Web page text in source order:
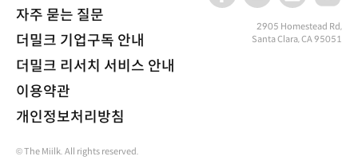
자주 묻는 질문
더밀크 기업구독 안내
더밀크 리서치 서비스 안내
이용약관
개인정보처리방침
2905 Homestead Rd,
Santa Clara, CA 95051
© The Miilk. All rights reserved.